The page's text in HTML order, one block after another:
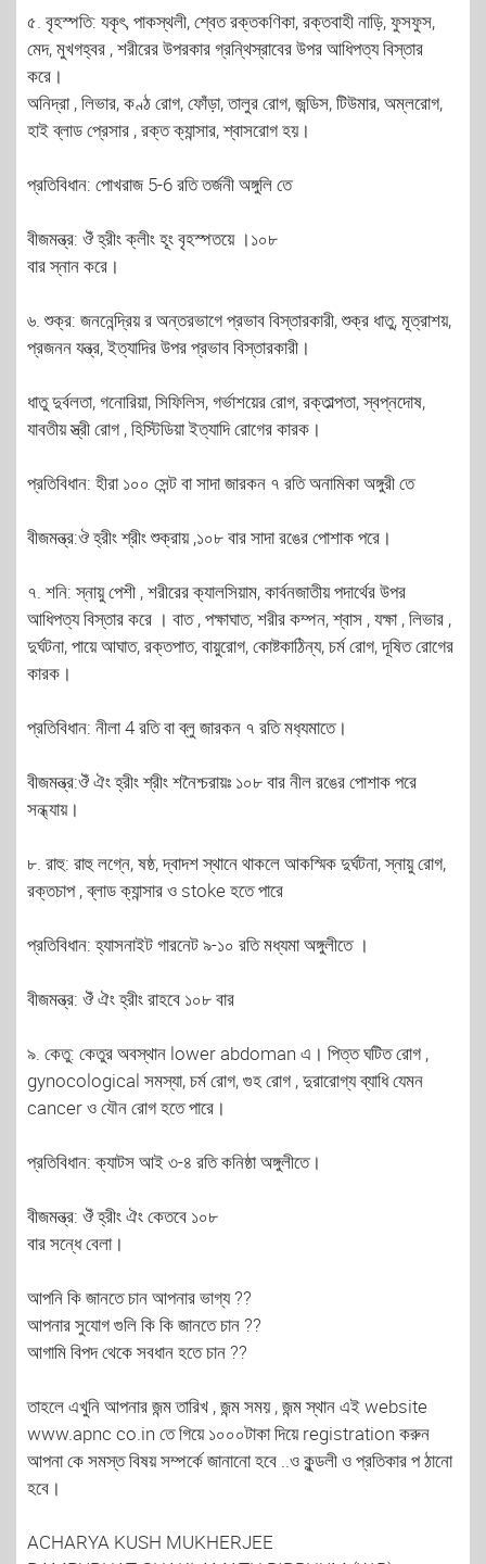
৫. বৃহস্পতি: যকৃৎ, পাকস্থলী, শ্বেত রক্তকণিকা, রক্তবাহী নাড়ি, ফুসফুস,
মেদ, মুখগহ্বর , শরীরের উপরকার গ্রন্থিস্রাবের উপর আধিপত্য বিস্তার
করে।
অনিদ্রা , লিভার, কণ্ঠ রোগ, ফোঁড়া, তালুর রোগ, জন্ডিস, টিউমার, অম্লরোগ,
হাই ব্লাড প্রেসার , রক্ত ক্যান্সার, শ্বাসরোগ হয়।
প্রতিবিধান: পোখরাজ 5-6 রতি তর্জনী অঙ্গুলি তে
বীজমন্ত্র: ঔঁ হ্রীং ক্লীং হূং বৃহস্পতয়ে ।১০৮
বার স্নান করে।
৬. শুক্র: জননেন্দ্রিয় র অন্তরভাগে প্রভাব বিস্তারকারী, শুক্র ধাতু, মূত্রাশয়,
প্রজনন যন্ত্র, ইত্যাদির উপর প্রভাব বিস্তারকারী।
ধাতু দুর্বলতা, গনোরিয়া, সিফিলিস, গর্ভাশয়ের রোগ, রক্তাল্পতা, স্বপ্নদোষ,
যাবতীয় স্ত্রী রোগ , হিস্টিডিয়া ইত্যাদি রোগের কারক।
প্রতিবিধান: হীরা ১০০ সেন্ট বা সাদা জারকন ৭ রতি অনামিকা অঙ্গুরী তে
বীজমন্ত্র:ঔ হ্রীং শ্রীং শুক্রায় ,১০৮ বার সাদা রঙের পোশাক পরে।
৭. শনি: স্নায়ু পেশী , শরীরের ক্যালসিয়াম, কার্বনজাতীয় পদার্থের উপর
আধিপত্য বিস্তার করে । বাত , পক্ষাঘাত, শরীর কম্পন, শ্বাস , যক্ষা , লিভার ,
দুর্ঘটনা, পায়ে আঘাত, রক্তপাত, বায়ুরোগ, কোষ্টকাঠিন্য, চর্ম রোগ, দূষিত রোগের
কারক।
প্রতিবিধান: নীলা 4 রতি বা ব্লু জারকন ৭ রতি মধ‍্যমাতে।
বীজমন্ত্র:ঔঁ ঐং হ্রীং শ্রীং শনৈশ্চরায়ঃ ১০৮ বার নীল রঙের পোশাক পরে
সন্ধ্যায়।
৮. রাহু: রাহু লগ্নে, ষষ্ঠ, দ্বাদশ স্থানে থাকলে আকস্মিক দুর্ঘটনা, স্নায়ু রোগ,
রক্তচাপ , ব্লাড ক্যান্সার ও stoke হতে পারে
প্রতিবিধান: হ্যাসনাইট গারনেট ৯-১০ রতি মধ্যমা অঙ্গুলীতে ।
বীজমন্ত্র: ঔঁ ঐং হ্রীং রাহবে ১০৮ বার
৯. কেতু: কেতুর অবস্থান lower abdoman এ। পিত্ত ঘটিত রোগ ,
gynocological সমস্যা, চর্ম রোগ, গুহ রোগ , দুরারোগ্য ব্যাধি যেমন
cancer ও যৌন রোগ হতে পারে।
প্রতিবিধান: ক্যাটস আই ৩-৪ রতি কনিষ্ঠা অঙ্গুলীতে।
বীজমন্ত্র: ঔঁ হ্রীং ঐং কেতবে ১০৮
বার সন্ধে বেলা।
আপনি কি জানতে চান আপনার ভাগ্য ??
আপনার সুযোগ গুলি কি কি জানতে চান ??
আগামি বিপদ থেকে সবধান হতে চান ??
তাহলে এখুনি আপনার জন্ম তারিখ , জন্ম সময় , জন্ম স্থান এই website
www.apnc co.in তে গিয়ে ১০০০টাকা দিয়ে registration করুন
আপনা কে সমস্ত বিষয় সম্পর্কে জানানো হবে ..ও কুন্ডলী ও প্রতিকার প ঠানো
হবে।
ACHARYA KUSH MUKHERJEE